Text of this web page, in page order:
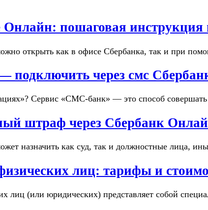
пошаговая инструкция
открыть как в офисе Сбербанка, так и при
через смс
Сервис «СМС-банк» — это способ
штраф через Сбербанк
назначить как суд, так и должностные лица,
лиц: тарифы и
лиц (или юридических) представляет собой